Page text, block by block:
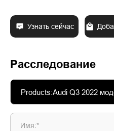
Узнать сейчас
Расследование
Имя:*